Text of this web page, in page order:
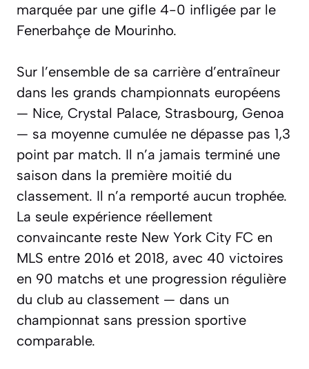
marquée par une gifle 4-0 infligée par le
Fenerbahçe de Mourinho.
Sur l’ensemble de sa carrière d’entraîneur
dans les grands championnats européens
— Nice, Crystal Palace, Strasbourg, Genoa
— sa moyenne cumulée ne dépasse pas 1,3
point par match. Il n’a jamais terminé une
saison dans la première moitié du
classement. Il n’a remporté aucun trophée.
La seule expérience réellement
convaincante reste New York City FC en
MLS entre 2016 et 2018, avec 40 victoires
en 90 matchs et une progression régulière
du club au classement — dans un
championnat sans pression sportive
comparable.